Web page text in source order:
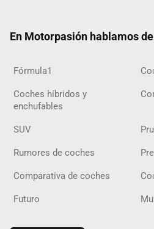
En Motorpasión hablamos
Fórmula1
Coches híbridos y
enchufables
SUV
Rumores de coches
Comparativa de coches
Futuro